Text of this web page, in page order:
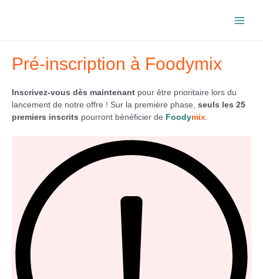
Pré-inscription à Foodymix
Inscrivez-vous dès maintenant pour être prioritaire lors du
lancement de notre offre ! Sur la première phase, seuls les 25
premiers inscrits pourront bénéficier de Foodymix.